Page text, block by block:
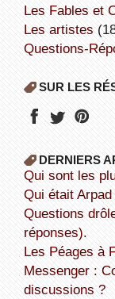
Les Fables et
Les artistes
Questions-
SUR LES
DERNIERS
Qui sont les
Qui était
Questions drôles en direct de Facebook (avec les
réponses).
Les Péages à
Messenger : Comment récupérer et lire toutes les
discussions ?